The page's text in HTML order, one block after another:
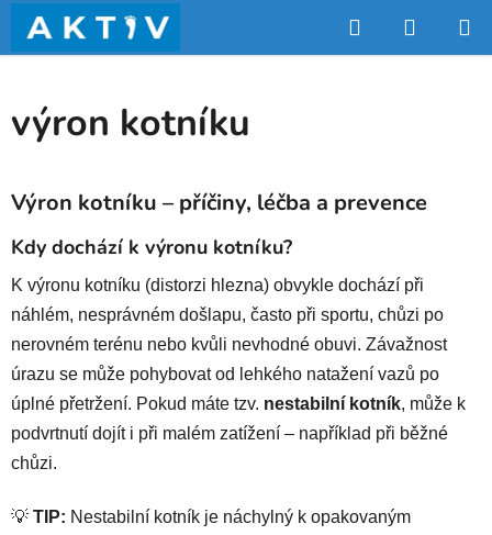
obsah
Hledat
KOŠÍK
výron kotníku
Výron kotníku – příčiny, léčba a prevence
Kdy dochází k výronu kotníku?
K výronu kotníku (distorzi hlezna) obvykle dochází při
náhlém, nesprávném došlapu, často při sportu, chůzi po
nerovném terénu nebo kvůli nevhodné obuvi. Závažnost
úrazu se může pohybovat od lehkého natažení vazů po
úplné přetržení. Pokud máte tzv. nestabilní kotník, může k
podvrtnutí dojít i při malém zatížení – například při běžné
chůzi.
💡 TIP: Nestabilní kotník je náchylný k opakovaným